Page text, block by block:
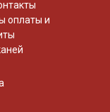
вашего
между
ш.1.5м,
оплаты и